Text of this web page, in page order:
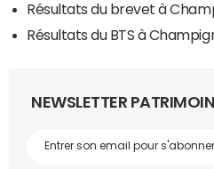
Résultats du brevet à
Résultats du BTS à
NEWSLETTER